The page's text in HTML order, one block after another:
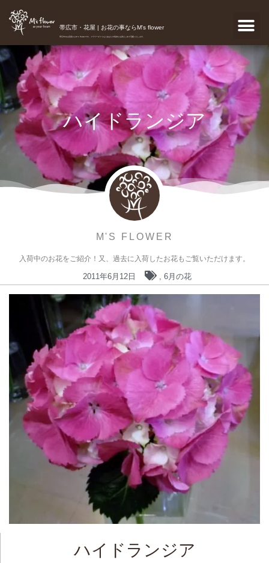
帯広市・花屋 | お花の事ならM's flower
帯広市のお花屋さんM's flowerです。フラワーギフトなどあなたの気持ちを真心こめて宅配いたします。
ハイドランジア
M'S FLOWER
入荷中のお花をご紹介！又、過去に入荷したお花もご覧いただけます。
2011年6月12日 , 6月の花
ハイドランジア